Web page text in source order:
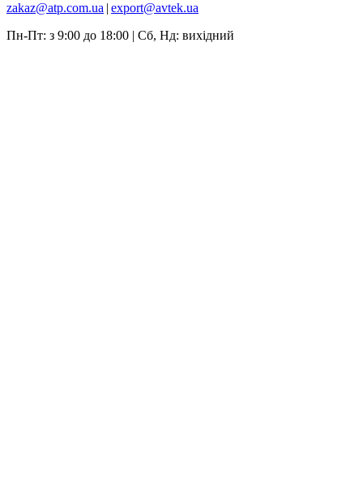
zakaz@atp.com.ua | export@avtek.ua
Пн-Пт: з 9:00 до 18:00 | Сб, Нд: вихідний